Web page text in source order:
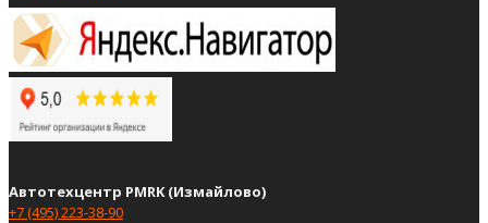
Автотехцентр PMRK (Измайлово)
+7 (495) 223-38-90